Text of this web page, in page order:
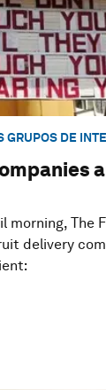
GRUPOS DE
morning, The
delivery